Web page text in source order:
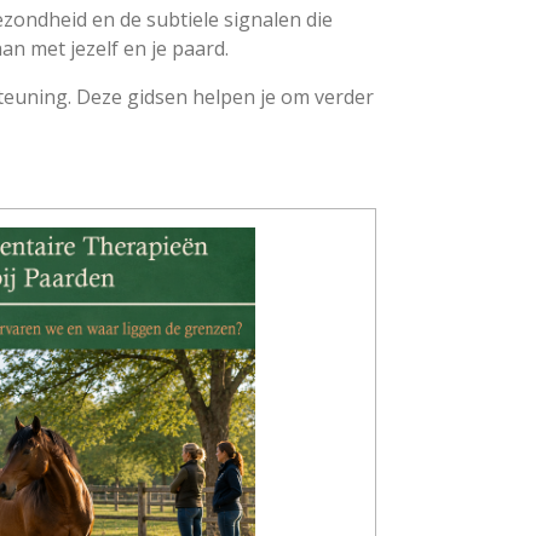
en de subtiele signalen die
met jezelf en je paard.
Deze gidsen helpen je om verder